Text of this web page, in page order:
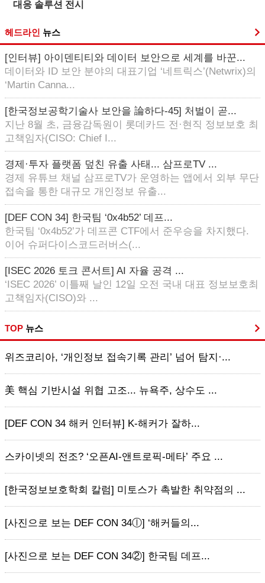
대응 솔루션 전시
헤드라인 뉴스
[인터뷰] 아이덴티티와 데이터 보안으로 세계를 바꾼...
데이터와 ID 보안 분야의 대표기업 ‘네트릭스’(Netwrix)의
‘Martin Canna...
[한국정보공학기술사 보안을 論하다-45] 처벌이 곧...
지난 8월 초, 금융감독원이 롯데카드 전·현직 정보보호 최
고책임자(CISO: Chief I...
경제·투자 플랫폼 덮친 유출 사태... 삼프로TV ...
경제 유튜브 채널 삼프로TV가 운영하는 앱에서 외부 무단
접속을 통한 대규모 개인정보 유출...
[DEF CON 34] 한국팀 ‘0x4b52’ 데프...
한국팀 ‘0x4b52’가 데프콘 CTF에서 준우승을 차지했다.
이어 슈퍼다이스코드러버스(...
[ISEC 2026 토크 콘서트] AI 자율 공격 ...
‘ISEC 2026’ 이틀째 날인 12일 오전 국내 대표 정보보호최
고책임자(CISO)와 ...
TOP 뉴스
위즈코리아, ‘개인정보 접속기록 관리’ 넘어 탐지·...
美 핵심 기반시설 위협 고조... 뉴욕주, 상수도 ...
[DEF CON 34 해커 인터뷰] K-해커가 잘하...
스카이넷의 전조? ‘오픈AI-앤트로픽-메타’ 주요 ...
[한국정보보호학회 칼럼] 미토스가 촉발한 취약점의 ...
[사진으로 보는 DEF CON 34ⓛ] ‘해커들의...
[사진으로 보는 DEF CON 34②] 한국팀 데프...